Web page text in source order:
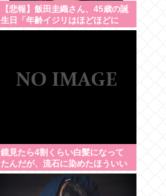
【悲報】飯田圭織さん、45歳の誕
生日「年齢イジリはほどほどに
ね」
鏡見たら4割くらい白髪になって
たんだが、流石に染めたほういい
の ？半分おじいちゃんでドン引き